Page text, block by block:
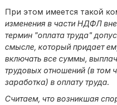
При этом имеется такой
изменения в части НДФЛ
термин "оплата труда"
смысле, который придает
включать все суммы,
трудовых отношений (в том
заработка) в оплату труда.
Считаем, что возникшая